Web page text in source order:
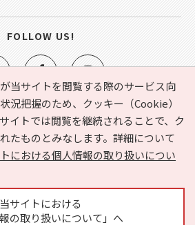
当サイトを閲覧する際のサービス向
況把握のため、クッキー（Cookie）
イトでは閲覧を継続されることで、ク
たものとみなします。詳細について
トにおける個人情報の取り扱いについ
当サイトにおける
報の取り扱いについて」へ
）とは？ お気に入り
ヘルプ
の取り扱いについて
運営会社
広告掲載に関するお問い合わせ
FOLLOW US!